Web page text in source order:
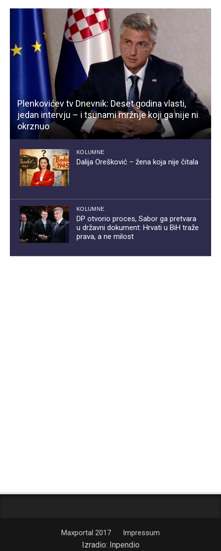
Plenkovićev tv Dnevnik: Deset godina vlasti,
jedan intervju – i tsunami mržnje koji ga nije ni
okrznuo
KOLUMNE
Dalija Orešković – žena koja nije čitala
KOLUMNE
DP otvorio proces, Sabor ga pretvara
u državni dokument: Hrvati u BiH traže
prava, a ne milost
Maxportal 2017 Impressum
Izradio: Inpendio